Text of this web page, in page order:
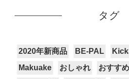
タグ
2020年新商品 BE-PAL
Makuake
おしゃれ おすすめ